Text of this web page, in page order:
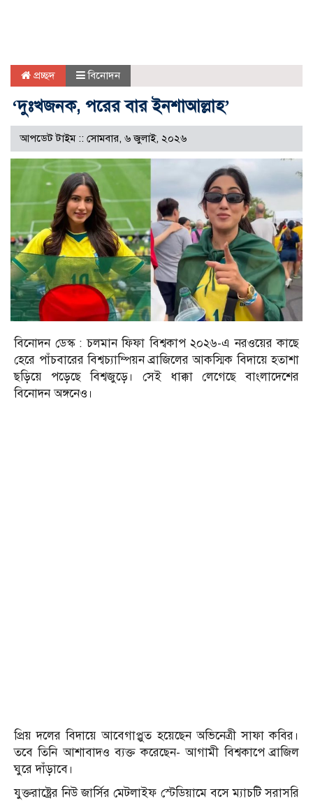
প্রচ্ছদ বিনোদন
‘দুঃখজনক, পরের বার ইনশাআল্লাহ’
আপডেট টাইম :: সোমবার, ৬ জুলাই, ২০২৬
বিনোদন ডেস্ক : চলমান ফিফা বিশ্বকাপ ২০২৬-এ নরওয়ের কাছে
হেরে পাঁচবারের বিশ্বচ্যাম্পিয়ন ব্রাজিলের আকস্মিক বিদায়ে হতাশা
ছড়িয়ে পড়েছে বিশ্বজুড়ে। সেই ধাক্কা লেগেছে বাংলাদেশের
বিনোদন অঙ্গনেও।
প্রিয় দলের বিদায়ে আবেগাপ্লুত হয়েছেন অভিনেত্রী সাফা কবির।
তবে তিনি আশাবাদও ব্যক্ত করেছেন- আগামী বিশ্বকাপে ব্রাজিল
ঘুরে দাঁড়াবে।
যুক্তরাষ্ট্রের নিউ জার্সির মেটলাইফ স্টেডিয়ামে বসে ম্যাচটি সরাসরি